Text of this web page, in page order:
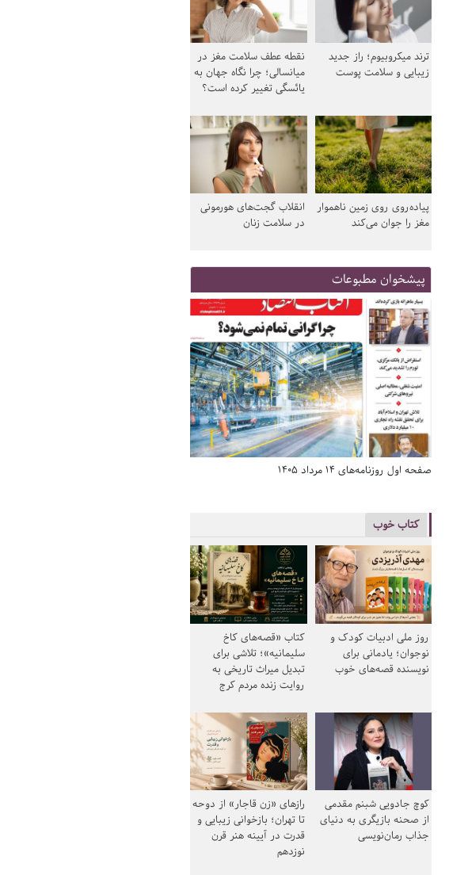
ترند میکروبیوم؛ راز جدید
زیبایی و سلامت پوست
نقطه عطف سلامت مغز در
میانسالی؛ چرا نگاه جهان به
یائسگی تغییر کرده است؟
پیاده‌روی روی زمین ناهموار
مغز را جوان می‌کند
انقلاب گجت‌های هورمونی
در سلامت زنان
پیشخوان مطبوعات
صفحه اول روزنامه‌های 14 مرداد 1405
کتاب خوب
روز ملی ادبیات کودک و
نوجوان؛ یادمانی برای
نویسنده قصه‌های خوب
کتاب «قصه‌های کاخ
سلیمانیه»؛ تلاشی برای
تبدیل میراث تاریخی به
روایت زنده مردم کرج
کوچ جادویی شبنم مقدمی
از صحنه بازیگری به دنیای
جذاب رمان‌نویسی
رازهای «زن قاجار» از دوحه
تا تهران؛ بازخوانی زیبایی و
قدرت در آیینه هنر قرن
نوزدهم